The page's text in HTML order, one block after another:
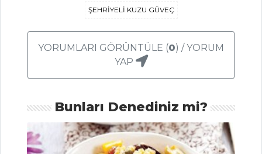
Tarifi, Nasıl Yapılır?
Yaprak Sarma Tarifi,
Salatalar Tüm
BALIK
YEMEKLERI
ŞEHRİYELİ KUZU GÜVEÇ
YORUMLARI GÖRÜNTÜLE (0) / YORUM
YAP
Bunları Denediniz mi?